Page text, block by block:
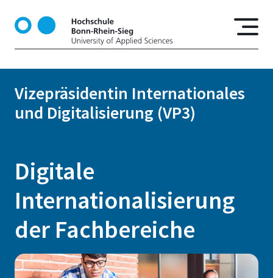
k
Vizepräsidentin Internationales
und Digitalisierung (VP3)
Digitale
Internationalisierung
der Fachbereiche